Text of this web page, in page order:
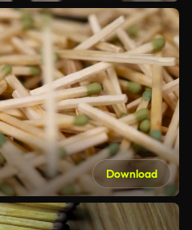
Download